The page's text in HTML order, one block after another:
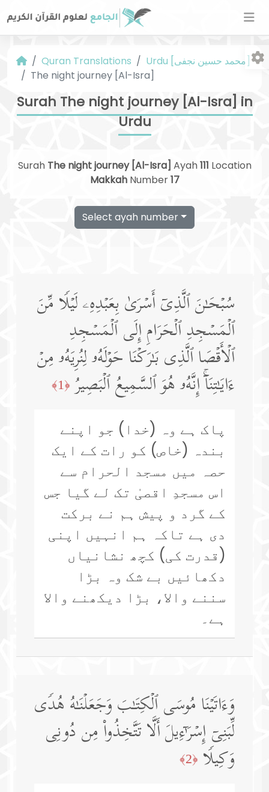
Quran Translations
The night journey [Al-Isra]
Surah The night journey [Al-Isra] in
Urdu
Surah The night journey [Al-Isra] Ayah111 Location
MakkahNumber17
Select ayah number
سُبۡحَـٰنَ ٱلَّذِیۤ أَسۡرَىٰ بِعَبۡدِهِۦ لَیۡلࣰا مِّنَ
ٱلۡمَسۡجِدِ ٱلۡحَرَامِ إِلَى ٱلۡمَسۡجِدِ
ٱلۡأَقۡصَا ٱلَّذِی بَـٰرَكۡنَا حَوۡلَهُۥ لِنُرِیَهُۥ مِنۡ
ءَایَـٰتِنَاۤۚ إِنَّهُۥ هُوَ ٱلسَّمِیعُ ٱلۡبَصِیرُ ﴿1﴾
پاک ہے وہ (خدا) جو اپنے
بندہ (خاص) کو رات کے ایک
حصہ میں مسجد الحرام سے
اس مسجدِ اقصیٰ تک لے گیا جس
کے گرد و پیش ہم نے برکت
دی ہے تاکہ ہم انہیں اپنی
(قدرت کی) کچھ نشانیاں
دکھائیں بے شک وہ بڑا
سننے والا، بڑا دیکھنے والا
ہے۔
وَءَاتَیۡنَا مُوسَى ٱلۡكِتَـٰبَ وَجَعَلۡنَـٰهُ هُدࣰى
لِّبَنِیۤ إِسۡرَ ٰ⁠ۤءِیلَ أَلَّا تَتَّخِذُوا۟ مِن دُونِی
وَكِیلࣰا ﴿2﴾